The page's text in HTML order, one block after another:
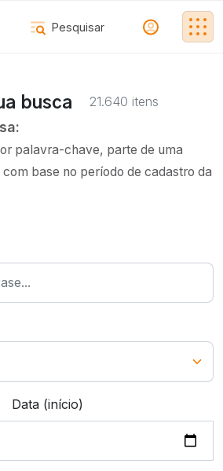
busca 21.640 itens
palavra-chave, parte de uma
base no período de cadastro da
Data (início)